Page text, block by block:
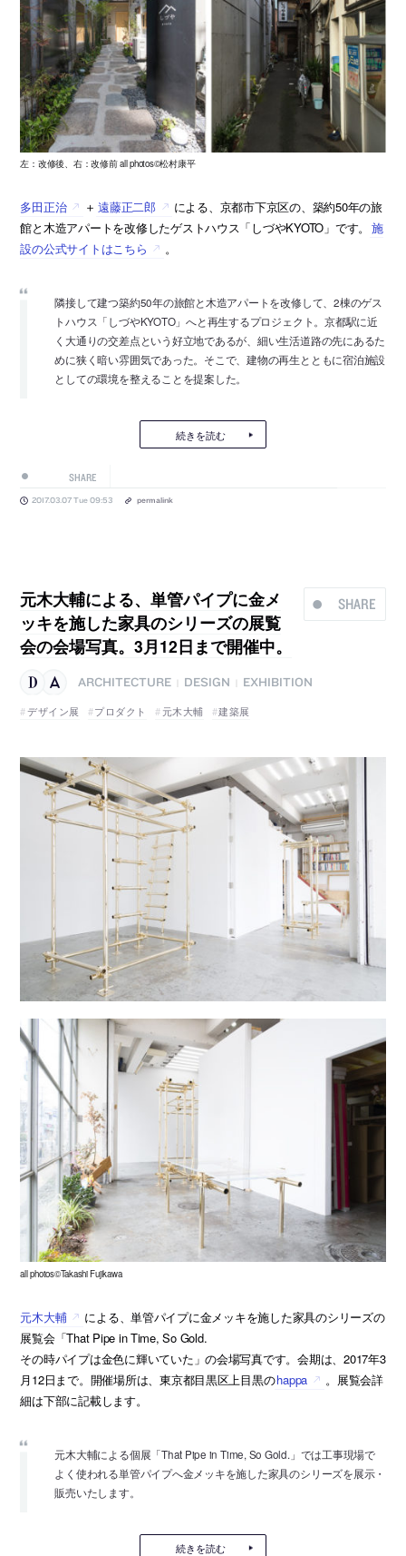
左：改修後、右：改修前 all photos©松村康平
多田正治 ＋ 遠藤正二郎
による、京都市下京区の、築約50年の旅
館と木造アパートを改修したゲストハウス「しづやKYOTO」です。 施
設の公式サイトはこちら
。
隣接して建つ築約50年の旅館と木造アパートを改修して、2棟のゲス
トハウス「しづやKYOTO」へと再生するプロジェクト。京都駅に近
く大通りの交差点という好立地であるが、細い生活道路の先にあるた
めに狭く暗い雰囲気であった。そこで、建物の再生とともに宿泊施設
としての環境を整えることを提案した。
続きを読む
SHARE
2017.03.07 Tue 09:53 permalink
SHARE
元木大輔による、単管パイプに金メ
ッキを施した家具のシリーズの展覧
会の会場写真。3月12日まで開催中。
ARCHITECTURE DESIGN
EXHIBITION
デザイン展
プロダクト 元木大輔 建築展
all photos©Takashi Fujikawa
元木大輔
による、単管パイプに金メッキを施した家具のシリーズの
展覧会「That Pipe in Time, So Gold.
その時パイプは金色に輝いていた」の会場写真です。会期は、2017年3
月12日まで。開催場所は、東京都目黒区上目黒のhappa
。展覧会詳
細は下部に記載します。
元木大輔による個展「That Pipe in Time, So Gold.」では工事現場で
よく使われる単管パイプへ金メッキを施した家具のシリーズを展示・
販売いたします。
続きを読む